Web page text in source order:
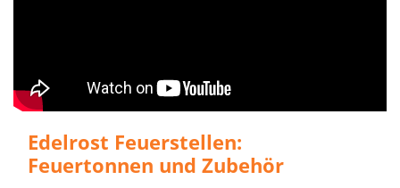
Edelrost Feuerstellen:
Feuertonnen und Zubehör